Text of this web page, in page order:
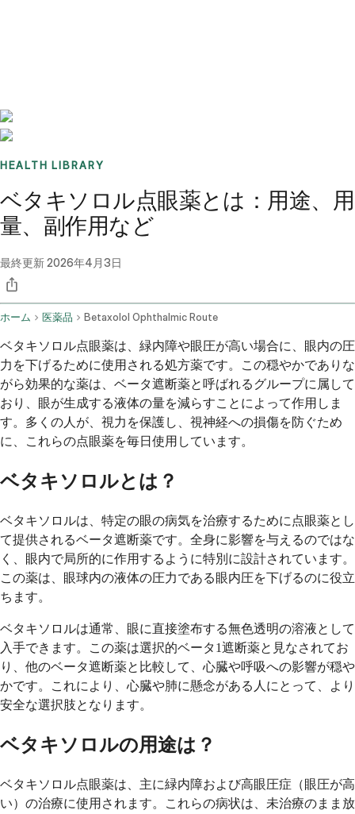
HEALTH LIBRARY
ベタキソロル点眼薬とは：用途、用
量、副作用など
最終更新2026年4月3日
ホーム 医薬品 Betaxolol Ophthalmic Route
ベタキソロル点眼薬は、緑内障や眼圧が高い場合に、眼内の圧
力を下げるために使用される処方薬です。この穏やかでありな
がら効果的な薬は、ベータ遮断薬と呼ばれるグループに属して
おり、眼が生成する液体の量を減らすことによって作用しま
す。多くの人が、視力を保護し、視神経への損傷を防ぐため
に、これらの点眼薬を毎日使用しています。
ベタキソロルとは？
ベタキソロルは、特定の眼の病気を治療するために点眼薬とし
て提供されるベータ遮断薬です。全身に影響を与えるのではな
く、眼内で局所的に作用するように特別に設計されています。
この薬は、眼球内の液体の圧力である眼内圧を下げるのに役立
ちます。
ベタキソロルは通常、眼に直接塗布する無色透明の溶液として
入手できます。この薬は選択的ベータ1遮断薬と見なされてお
り、他のベータ遮断薬と比較して、心臓や呼吸への影響が穏や
かです。これにより、心臓や肺に懸念がある人にとって、より
安全な選択肢となります。
ベタキソロルの用途は？
ベタキソロル点眼薬は、主に緑内障および高眼圧症（眼圧が高
い）の治療に使用されます。これらの病状は、未治療のまま放